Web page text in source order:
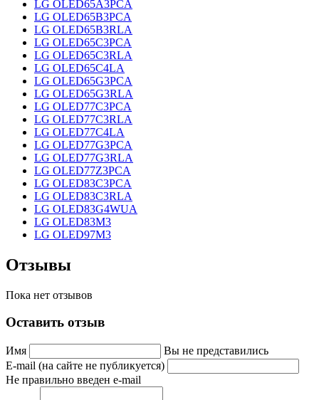
LG OLED65A3PCA
LG OLED65B3PCA
LG OLED65B3RLA
LG OLED65C3PCA
LG OLED65C3RLA
LG OLED65C4LA
LG OLED65G3PCA
LG OLED65G3RLA
LG OLED77C3PCA
LG OLED77C3RLA
LG OLED77C4LA
LG OLED77G3PCA
LG OLED77G3RLA
LG OLED77Z3PCA
LG OLED83C3PCA
LG OLED83C3RLA
LG OLED83G4WUA
LG OLED83M3
LG OLED97M3
Отзывы
Пока нет отзывов
Оставить отзыв
Имя
Вы не представились
E-mail (на сайте не публикуется)
Не правильно введен e-mail